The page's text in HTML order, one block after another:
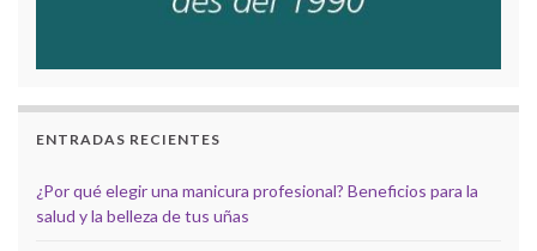
ENTRADAS RECIENTES
¿Por qué elegir una manicura profesional? Beneficios para la
salud y la belleza de tus uñas